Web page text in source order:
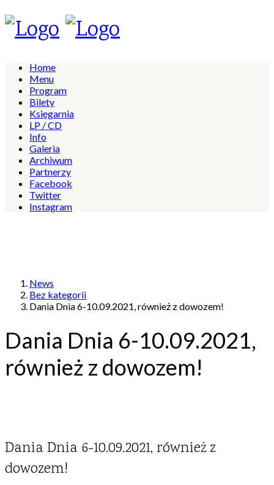
Home
Menu
Program
Bilety
Księgarnia
LP / CD
Info
Galeria
Archiwum
Partnerzy
Facebook
Twitter
Instagram
News
Bez kategorii
Dania Dnia 6-10.09.2021, również z dowozem!
Dania Dnia 6-10.09.2021,
również z dowozem!
Dania Dnia 6-10.09.2021, również z
dowozem!